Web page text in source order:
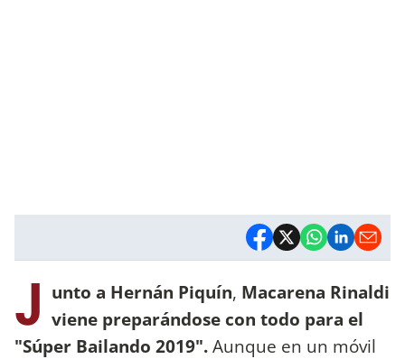
J unto a Hernán Piquín, Macarena Rinaldi
viene preparándose con todo para el
"Súper Bailando 2019".Aunque en un móvil